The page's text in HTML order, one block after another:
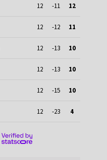
12 -11 12
12 -12 11
12 -13 10
12 -13 10
12 -15 10
12 -23 4